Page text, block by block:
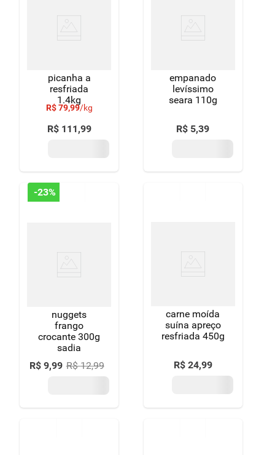
picanha a
resfriada
1.4kg
R$79,99/kg
R$ 111,99
empanado
levíssimo
seara 110g
R$ 5,39
-23%
nuggets
frango
crocante 300g
sadia
R$ 9,99 R$ 12,99
carne moída
suína apreço
resfriada 450g
R$ 24,99